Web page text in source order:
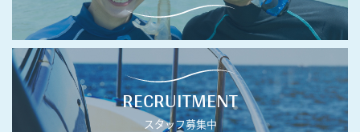
RECRUITMENT
スタッフ募集中